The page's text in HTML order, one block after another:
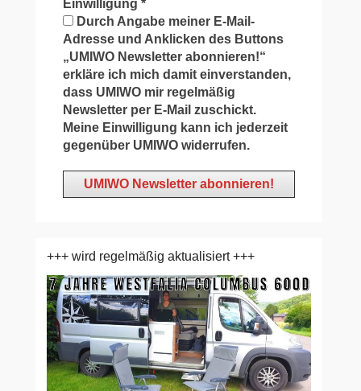
Einwilligung*
Durch Angabe meiner E-Mail-
Adresse und Anklicken des Buttons
„UMIWO Newsletter abonnieren!“
erkläre ich mich damit einverstanden,
dass UMIWO mir regelmäßig
Newsletter per E-Mail zuschickt.
Meine Einwilligung kann ich jederzeit
gegenüber UMIWO widerrufen.
+++ wird regelmäßig aktualisiert +++